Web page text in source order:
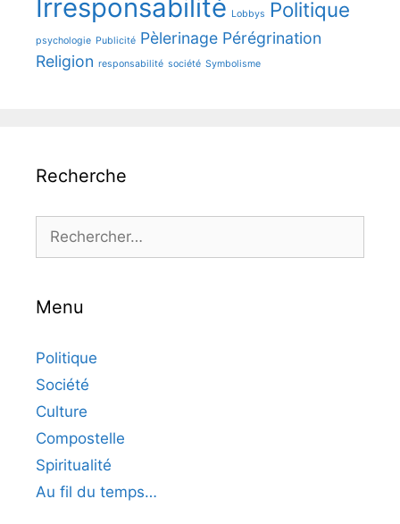
Irresponsabilité Lobbys Politique
psychologie Publicité Pèlerinage Pérégrination
Religion responsabilité société Symbolisme
Recherche
Menu
Politique
Société
Culture
Compostelle
Spiritualité
Au fil du temps…